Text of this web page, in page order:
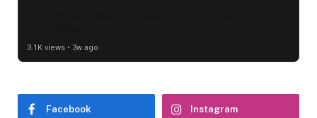
3.1K views • 3w ago
Facebook Instagram